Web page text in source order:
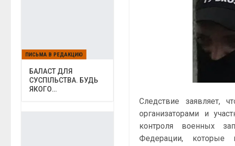
Следствие заявляет,
организаторами и
контроля военных
Федерации, которые
ПИСЬМА В РЕДАКЦИЮ
БАЛАСТ ДЛЯ
СУСПІЛЬСТВА. БУДЬ
ЯКОГО…